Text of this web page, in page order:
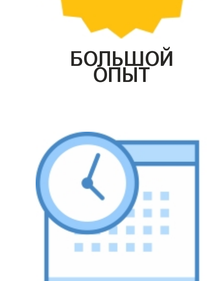
БОЛЬШОЙ
ОПЫТ